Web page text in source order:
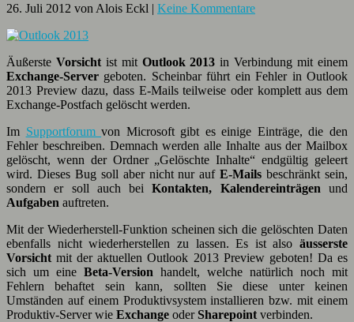
26. Juli 2012 von Alois Eckl | Keine Kommentare
Äußerste Vorsichtist mit Outlook 2013 in Verbindung mit einem
Exchange-Server geboten. Scheinbar führt ein Fehler in Outlook
2013 Preview dazu, dass E-Mails teilweise oder komplett aus dem
Exchange-Postfach gelöscht werden.
Im Supportforumvon Microsoft gibt es einige Einträge, die den
Fehler beschreiben. Demnach werden alle Inhalte aus der Mailbox
gelöscht, wenn der Ordner „Gelöschte Inhalte“ endgültig geleert
wird. Dieses Bug soll aber nicht nur aufE-Mails beschränkt sein,
sondern er soll auch beiKontakten, Kalendereinträgen und
Aufgaben auftreten.
Mit der Wiederherstell-Funktion scheinen sich die gelöschten Daten
ebenfalls nicht wiederherstellen zu lassen. Es ist also äusserste
Vorsicht mit der aktuellen Outlook 2013 Preview geboten! Da es
sich um eine Beta-Version handelt, welche natürlich noch mit
Fehlern behaftet sein kann, sollten Sie diese unter keinen
Umständen auf einem Produktivsystem installieren bzw. mit einem
Produktiv-Server wie Exchange oderSharepoint verbinden.